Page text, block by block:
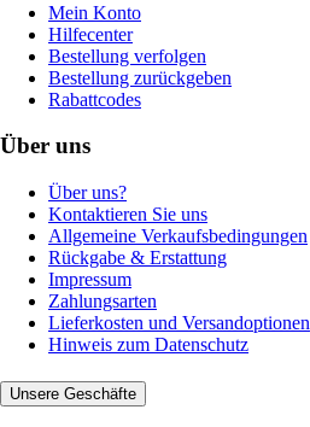
Mein Konto
Hilfecenter
Bestellung verfolgen
Bestellung zurückgeben
Rabattcodes
Über uns
Über uns?
Kontaktieren Sie uns
Allgemeine Verkaufsbedingungen
Rückgabe & Erstattung
Impressum
Zahlungsarten
Lieferkosten und Versandoptionen
Hinweis zum Datenschutz
Unsere Geschäfte